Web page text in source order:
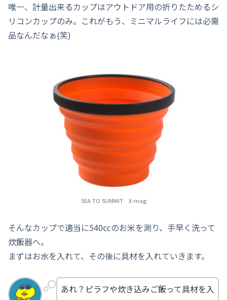
唯一、計量出来るカップはアウトドア用の折りたためるシ
リコンカップのみ。これがもう、ミニマルライフには必需
品なんだなぁ(笑)
SEA TO SUMMIT X-mag
そんなカップで適当に540㏄のお米を測り、手早く洗って
炊飯器へ。
まずはお水を入れて、その後に具材を入れていきます。
あれ？ピラフや炊き込みご飯って具材を入